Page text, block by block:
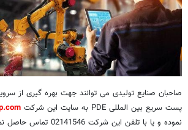
صاحبان صنایع تولیدی می توانند جهت بهره گیری از
پست سریع بین المللی PDE به سایت این شرکت
نموده و یا با تلفن این شرکت 02141546 تماس حاصل نمایند.